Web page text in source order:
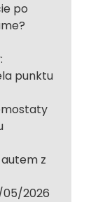
po
punktu
z
05/2026